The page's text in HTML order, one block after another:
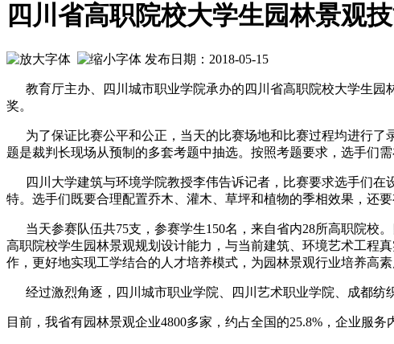
四川省高职院校大学生园林景观
发布日期：2018-05-15
教育厅主办、四川城市职业学院承办的四川省高职院校大学生园
奖。
为了保证比赛公平和公正，当天的比赛场地和比赛过程均进行了
题是裁判长现场从预制的多套考题中抽选。按照考题要求，选手们
四川大学建筑与环境学院教授李伟告诉记者，比赛要求选手们在
特。选手们既要合理配置乔木、灌木、草坪和植物的季相效果，还
当天参赛队伍共75支，参赛学生150名，来自省内28所高职院校
高职院校学生园林景观规划设计能力，与当前建筑、环境艺术工程
作，更好地实现工学结合的人才培养模式，为园林景观行业培养高素
经过激烈角逐，四川城市职业学院、四川艺术职业学院、成都纺
目前，我省有园林景观企业4800多家，约占全国的25.8%，企业服